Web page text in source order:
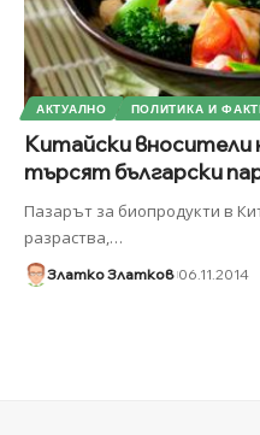
АКТУАЛНО ПОЛИТИКА И
Китайски вносители
търсят български
Пазарът за биопродукти в
разраства,…
Златко Златков 06.11.2014